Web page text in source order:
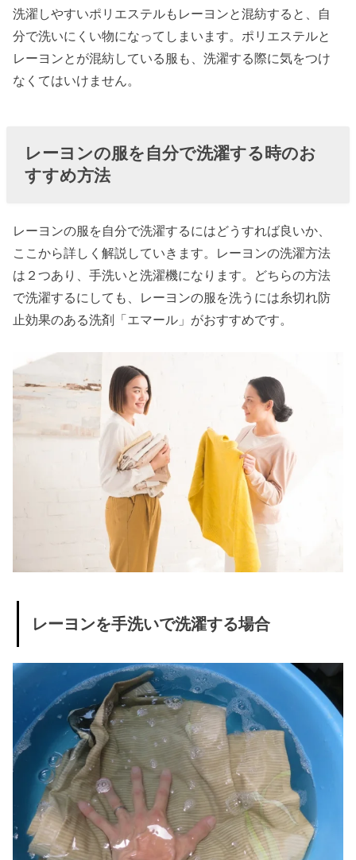
洗濯しやすいポリエステルもレーヨンと混紡すると、自
分で洗いにくい物になってしまいます。ポリエステルと
レーヨンとが混紡している服も、洗濯する際に気をつけ
なくてはいけません。
レーヨンの服を自分で洗濯する時のお
すすめ方法
レーヨンの服を自分で洗濯するにはどうすれば良いか、
ここから詳しく解説していきます。レーヨンの洗濯方法
は２つあり、手洗いと洗濯機になります。どちらの方法
で洗濯するにしても、レーヨンの服を洗うには糸切れ防
止効果のある洗剤「エマール」がおすすめです。
レーヨンを手洗いで洗濯する場合